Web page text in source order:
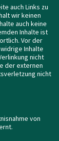
auch Links zu
wir keinen
auch keine
Inhalte ist
Vor der
Inhalte
nicht
der externen
nicht
von